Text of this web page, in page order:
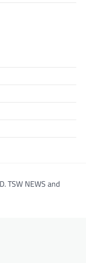
TSW NEWS and